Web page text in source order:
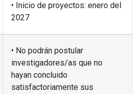
• Inicio de proyectos: enero del
2027
• No podrán postular
investigadores/as que no
hayan concluido
satisfactoriamente sus